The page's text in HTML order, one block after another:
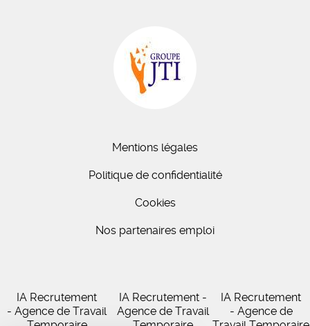
Mentions légales
Politique de confidentialité
Cookies
Nos partenaires emploi
IA Recrutement
- Agence de Travail
IA Recrutement -
Agence de Travail
IA Recrutement
- Agence de